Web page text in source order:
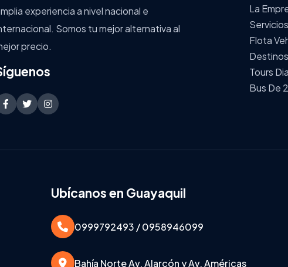
experiencia a nivel nacional e
Somos tu mejor alternativa al
precio.
La
Servicios
Flota
Destinos
Tours
Bus De
Ubícanos en Guayaquil
0999792493 / 0958946099
Bahía Norte Av. Alarcón y Av. Américas